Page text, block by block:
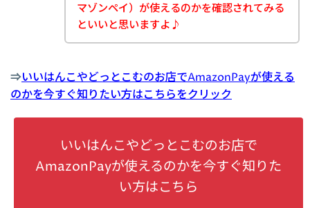
マゾンペイ）が使えるのかを確認されてみる
といいと思いますよ♪
⇒いいはんこやどっとこむのお店でAmazonPayが使える
のかを今すぐ知りたい方はこちらをクリック
いいはんこやどっとこむのお店で
AmazonPayが使えるのかを今すぐ知りた
い方はこちら